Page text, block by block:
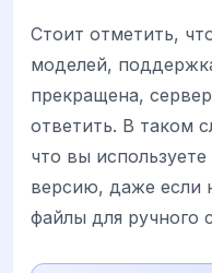
Стоит отметить,
моделей,
прекращена,
ответить. В таком
что вы
версию, даже если
файлы для ручного